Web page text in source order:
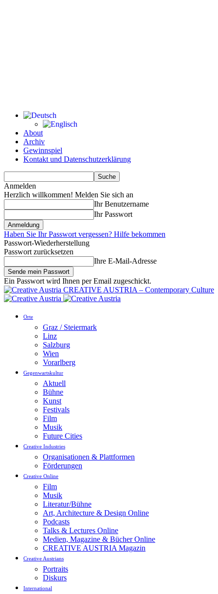
About
Archiv
Gewinnspiel
Kontakt und Datenschutzerklärung
Anmelden
Herzlich willkommen! Melden Sie sich an
Ihr Benutzername
Ihr Passwort
Haben Sie Ihr Passwort vergessen? Hilfe bekommen
Passwort-Wiederherstellung
Passwort zurücksetzen
Ihre E-Mail-Adresse
Ein Passwort wird Ihnen per Email zugeschickt.
CREATIVE AUSTRIA – Contemporary Culture
Orte
Graz / Steiermark
Linz
Salzburg
Wien
Vorarlberg
Gegenwartskultur
Aktuell
Bühne
Kunst
Festivals
Film
Musik
Future Cities
Creative Industries
Organisationen & Plattformen
Förderungen
Creative Online
Film
Musik
Literatur/Bühne
Art, Architecture & Design Online
Podcasts
Talks & Lectures Online
Medien, Magazine & Bücher Online
CREATIVE AUSTRIA Magazin
Creative Austrians
Portraits
Diskurs
International